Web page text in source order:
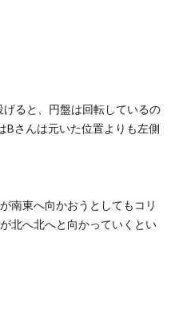
ると、円盤は回転しているの
Bさんは元いた位置よりも左側
南東へ向かおうとしてもコリ
北へ北へと向かっていくとい